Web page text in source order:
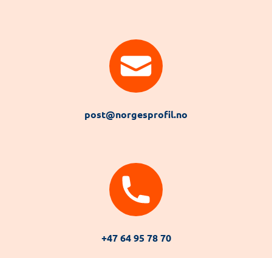
post@norgesprofil.no
+47 64 95 78 70